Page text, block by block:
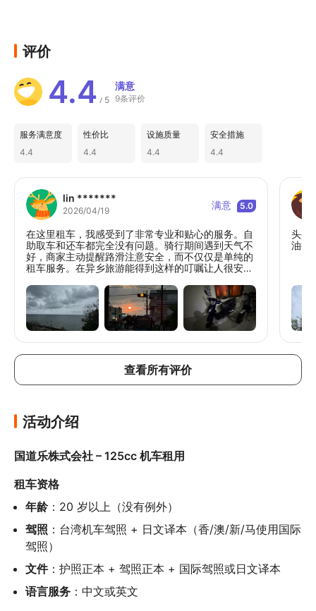
评价
4.4 / 5
满意
9条评价
服务满意度
4.4
性价比
4.4
设施质量
4.4
安全措施
4.4
lin *******
2026/04/19 满意 5.0
在这里租车，我感受到了非常专业和贴心的服务。自
助取车和还车都完全没有问题。骑行期间遇到天气不
好，商家主动提醒路滑注意安全，而不仅仅是单纯的
租车服务。在异乡旅游能得到这样的叮嘱让人很安
头盔
油很
查看所有评价
活动介绍
国道乐株式会社 – 125cc 机车租用
租车资格
年龄：20 岁以上（没有例外）
驾照 ：台湾机车驾照 + 日文译本（香/澳/新/马使用国际
驾照）
文件：护照正本 + 驾照正本 + 国际驾照或日文译本
语言服务 ：中文或英文